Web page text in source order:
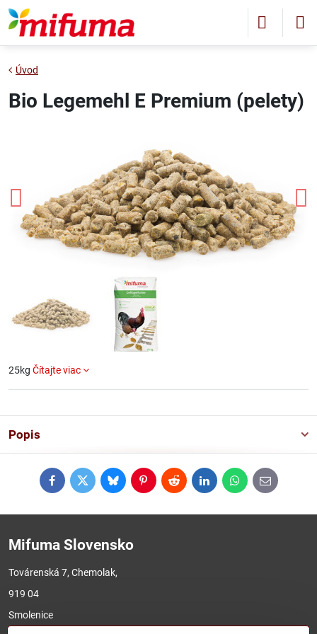
Úvod
Bio Legemehl E Premium (pelety)
25kg Čítajte viac
Popis
FacebookTwitterBlueskyPinterestRedditLinkedInWhatsApp
E-
mail
Mifuma Slovensko
Továrenská 7, Chemolak,
919 04
Smolenice